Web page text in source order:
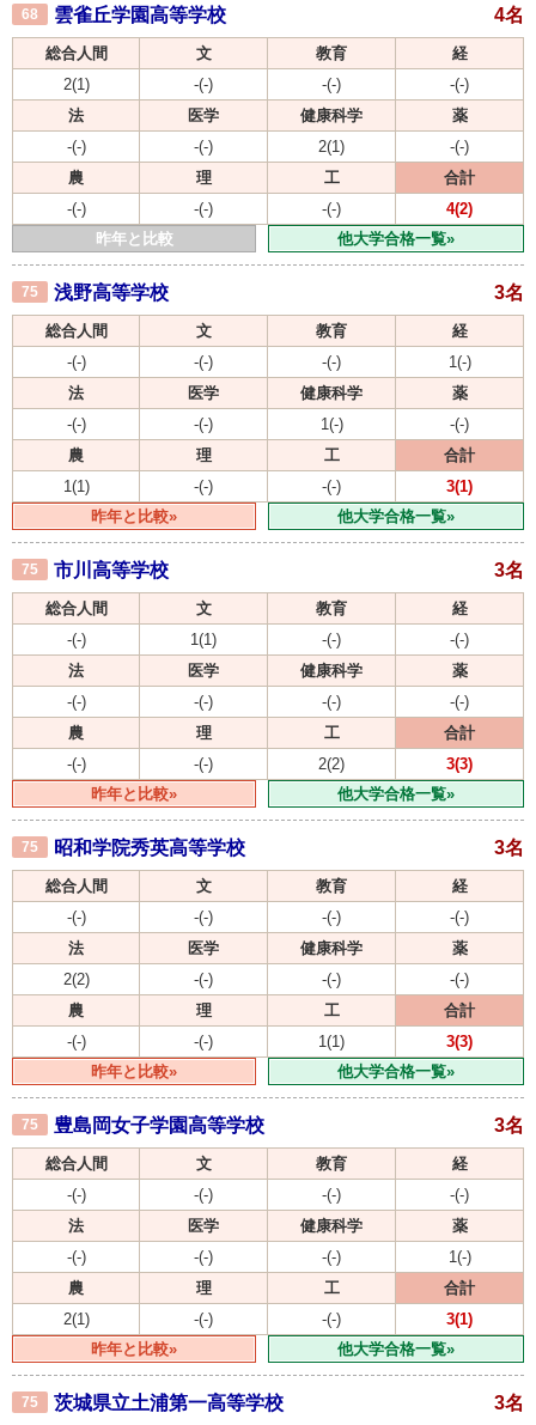
68 雲雀丘学園高等学校 4名
総合人間 文 教育
経
2(1)
-(-) -(-)
-(-)
法
医学 健康科学
薬
-(-)
-(-) 2(1)
-(-)
農
理 工
合計
-(-)
-(-) -(-)
4(2)
昨年と比較
他大学合格一覧»
75 浅野高等学校 3名
総合人間 文 教育
経
-(-)
-(-) -(-)
1(-)
法
医学 健康科学
薬
-(-)
-(-) 1(-)
-(-)
農
理 工
合計
1(1)
-(-) -(-)
3(1)
昨年と比較»
他大学合格一覧»
75 市川高等学校 3名
総合人間 文 教育
経
-(-)
1(1) -(-)
-(-)
法
医学 健康科学
薬
-(-)
-(-) -(-)
-(-)
農
理 工
合計
-(-)
-(-) 2(2)
3(3)
昨年と比較»
他大学合格一覧»
75 昭和学院秀英高等学校 3名
総合人間 文 教育
経
-(-)
-(-) -(-)
-(-)
法
医学 健康科学
薬
2(2)
-(-) -(-)
-(-)
農
理 工
合計
-(-)
-(-) 1(1)
3(3)
昨年と比較»
他大学合格一覧»
75 豊島岡女子学園高等学校 3名
総合人間 文 教育
経
-(-)
-(-) -(-)
-(-)
法
医学 健康科学
薬
-(-)
-(-) -(-)
1(-)
農
理 工
合計
2(1)
-(-) -(-)
3(1)
昨年と比較»
他大学合格一覧»
75 茨城県立土浦第一高等学校 3名